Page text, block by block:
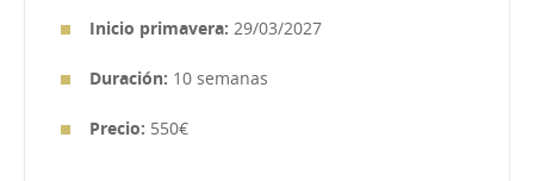
Inicio primavera: 29/03/2027
Duración: 10 semanas
Precio: 550€